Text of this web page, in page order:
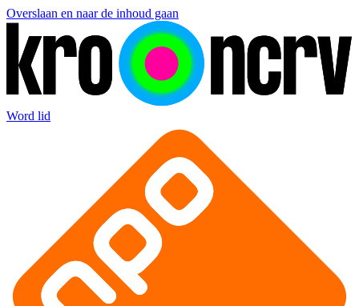
Overslaan en naar de inhoud gaan
Word lid